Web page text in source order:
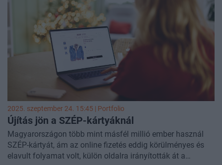
integrált online és offline terminálos fizetési megoldás egy
szolgáltatón keresztül. A fizetési piac legfontosabb
trendjeiről és innovációiról szó lesz november 4-ei Banking
Technology rendezvényünkön, regisztráció és részletek itt!
2025. szeptember 24. 15:45 | Portfolio
Újítás jön a SZÉP-kártyáknál
Magyarországon több mint másfél millió ember használ
SZÉP-kártyát, ám az online fizetés eddig körülményes és
elavult folyamat volt, külön oldalra irányították át a